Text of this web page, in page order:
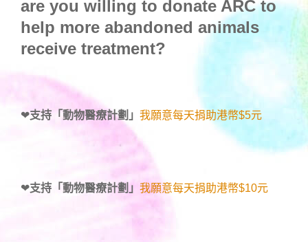
are you willing to donate ARC to
help more abandoned animals
receive treatment?
❤支持「動物醫療計劃」 我願意每天捐助港幣$5元
❤支持「動物醫療計劃」 我願意每天捐助港幣$10元